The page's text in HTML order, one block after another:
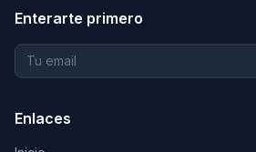
Enterarte primero
Enlaces